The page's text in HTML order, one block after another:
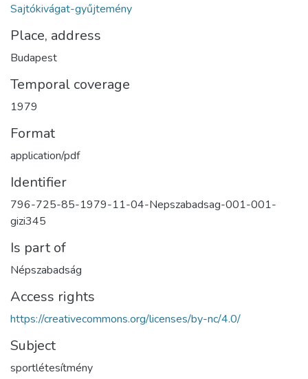
Sajtókivágat-gyűjtemény
Place, address
Budapest
Temporal coverage
1979
Format
application/pdf
Identifier
796-725-85-1979-11-04-Nepszabadsag-001-001-
gizi345
Is part of
Népszabadság
Access rights
https://creativecommons.org/licenses/by-nc/4.0/
Subject
sportlétesítmény